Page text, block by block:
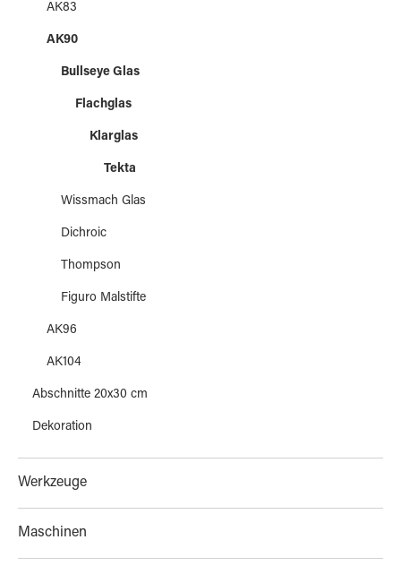
AK83
AK90
Bullseye Glas
Flachglas
Klarglas
Tekta
Wissmach Glas
Dichroic
Thompson
Figuro Malstifte
AK96
AK104
Abschnitte 20x30 cm
Dekoration
Werkzeuge
Maschinen